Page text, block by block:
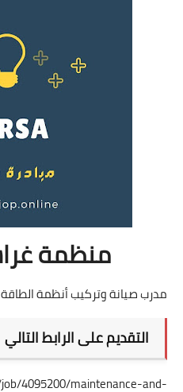
منظمة
مدرب صيانة وتركيب أنظمة الطاقة
التقديم على الرابط التالي
4095200/maintenance-and-